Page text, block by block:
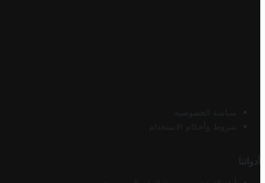
سياسة الخصوصية
شروط وأحكام الاستخدام
أدواتنا